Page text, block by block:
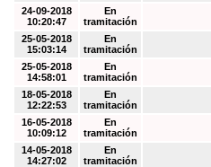
24-09-2018
10:20:47
En
tramitación
25-05-2018
15:03:14
En
tramitación
25-05-2018
14:58:01
En
tramitación
18-05-2018
12:22:53
En
tramitación
16-05-2018
10:09:12
En
tramitación
14-05-2018
14:27:02
En
tramitación